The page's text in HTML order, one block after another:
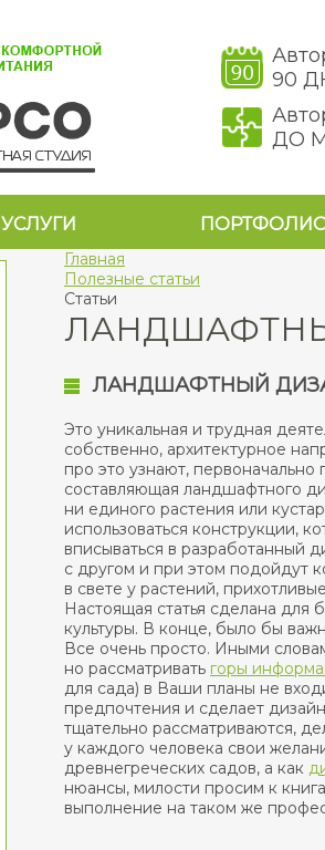
90
ДО
УСЛУГИ
Главная
Полезные статьи
Статьи
ЛАНДШАФТНЫЙ
Это уникальная и трудная
собственно, архитектурное
про это узнают,
составляющая ландшафтного
ни единого растения или
использоваться конструкции,
вписываться в разработанный
с другом и при этом подойдут
в свете у растений,
Настоящая статья сделана
культуры. В конце, было бы
Все очень просто. Иными
но рассматривать горы
для сада) в Ваши планы не
предпочтения и сделает
тщательно рассматриваются,
у каждого человека свои
древнегреческих садов, а как
нюансы, милости просим к
выполнение на таком же